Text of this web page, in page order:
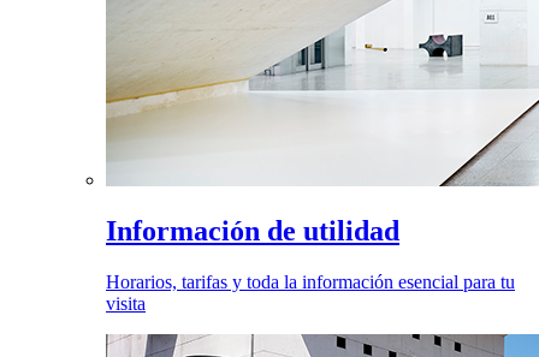
Información de utilidad
Horarios, tarifas y toda la información esencial para tu
visita